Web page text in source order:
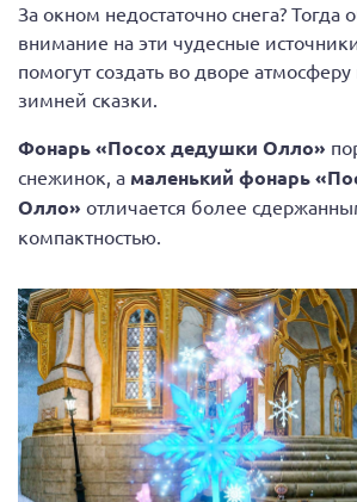
За окном недостаточно снега? Тогда
внимание на эти чудесные
помогут создать во дворе
зимней сказки.
Фонарь «Посох дедушки Олло»
снежинок, а маленький фонарь
Олло» отличается более
компактностью.